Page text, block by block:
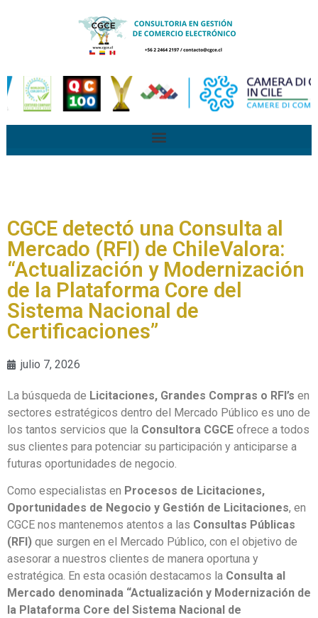
CGCE detectó una Consulta al
Mercado (RFI) de ChileValora:
“Actualización y Modernización
de la Plataforma Core del
Sistema Nacional de
Certificaciones”
julio 7, 2026
La búsqueda de Licitaciones, Grandes Compras o RFI’s en
sectores estratégicos dentro del Mercado Público es uno de
los tantos servicios que la Consultora CGCE ofrece a todos
sus clientes para potenciar su participación y anticiparse a
futuras oportunidades de negocio.
Como especialistas en Procesos de Licitaciones,
Oportunidades de Negocio y Gestión de Licitaciones, en
CGCE nos mantenemos atentos a las Consultas Públicas
(RFI) que surgen en el Mercado Público, con el objetivo de
asesorar a nuestros clientes de manera oportuna y
estratégica. En esta ocasión destacamos la Consulta al
Mercado denominada “Actualización y Modernización de
la Plataforma Core del Sistema Nacional de